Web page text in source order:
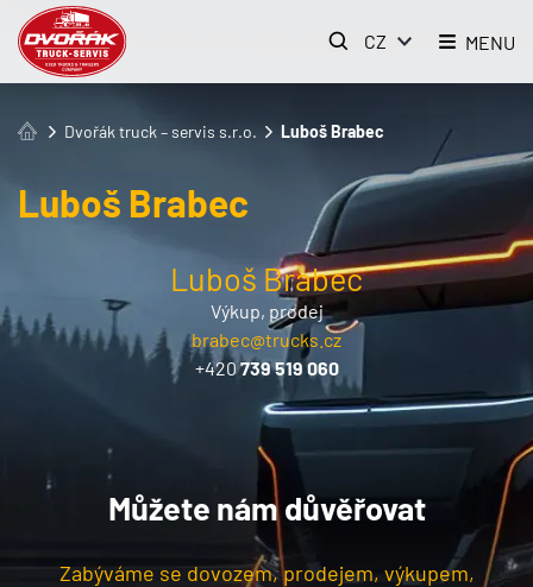
MENU
CZ
Dvořák truck – servis s.r.o. Luboš Brabec
Luboš Brabec
Luboš Brabec
Výkup, prodej
brabec@trucks.cz
+420739 519 060
Můžete nám důvěřovat
Zabýváme se dovozem, prodejem, výkupem,